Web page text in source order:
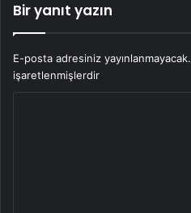
Bir yanıt yazın
E-posta adresiniz yayınlanmayacak.
işaretlenmişlerdir